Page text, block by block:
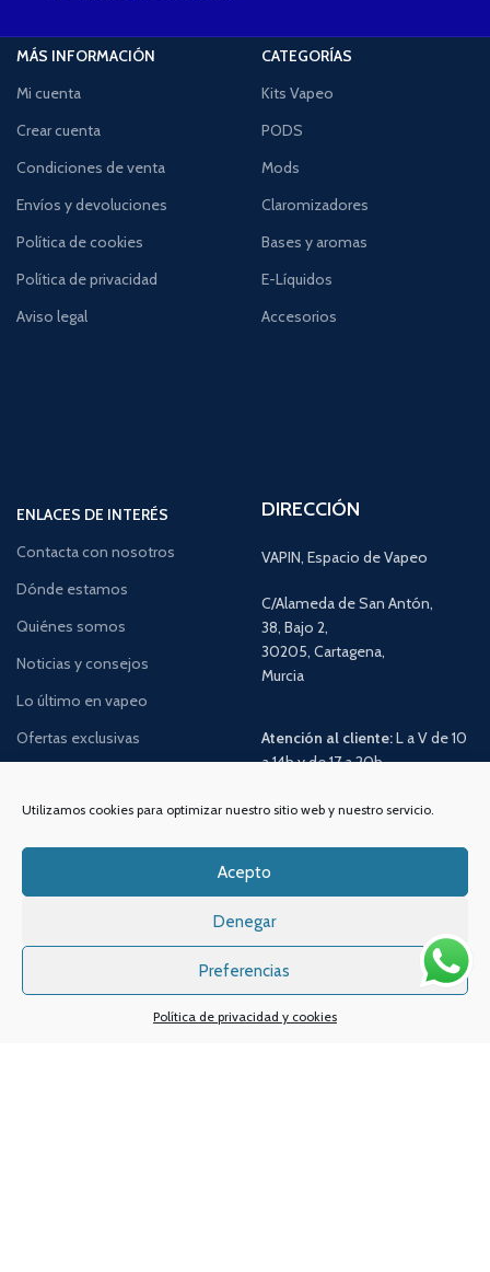
Utilizamos cookies para optimizar nuestro sitio web y nuestro servicio.
Acepto
Denegar
Preferencias
Política de privacidad y cookies
MÁS INFORMACIÓN
Mi cuenta
Crear cuenta
Condiciones de venta
Envíos y devoluciones
Política de cookies
Política de privacidad
Aviso legal
CATEGORÍAS
Kits Vapeo
PODS
Mods
Claromizadores
Bases y aromas
E-Líquidos
Accesorios
ENLACES DE INTERÉS
Contacta con nosotros
Dónde estamos
Quiénes somos
Noticias y consejos
Lo último en vapeo
Ofertas exclusivas
DIRECCIÓN
VAPIN, Espacio de Vapeo
C/Alameda de San Antón,
38, Bajo 2,
30205, Cartagena,
Murcia
Atención al cliente:L a V de 10
a 14h y de 17 a 20h
TELÉFONO:968 312 702